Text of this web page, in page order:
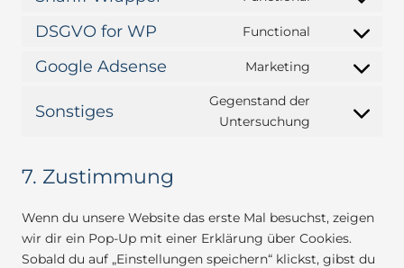
google-
Consent
shariff-
DSGVO for WP Functional
Consent
Google Adsense Marketing
Consent
service
Sonstiges
Gegenstand der
Untersuchung
Consent
7. Zustimmung
Wenn du unsere Website das erste Mal besuchst, zeigen
wir dir ein Pop-Up mit einer Erklärung über Cookies.
Sobald du auf „Einstellungen speichern“ klickst, gibst du